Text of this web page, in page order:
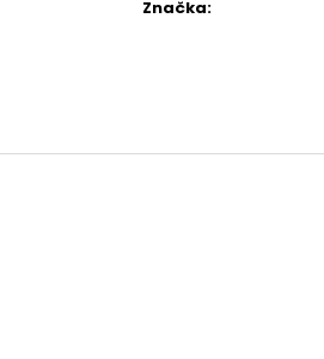
Značka: